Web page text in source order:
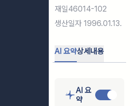
재일46014-102
생산일자 1996.01.13.
AI 요약상세내용
AI 요
약